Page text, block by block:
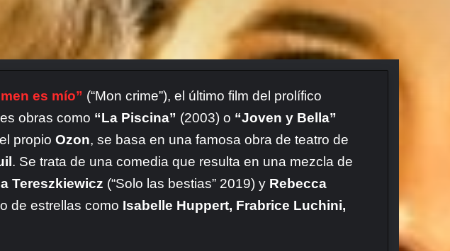
es mío” (“Mon crime”), el último film del prolífico
obras como “La Piscina” (2003) o “Joven y Bella”
propio Ozon, se basa en una famosa obra de teatro de
. Se trata de una comedia que resulta en una mezcla de
Tereszkiewicz (“Solo las bestias” 2019) y Rebecca
de estrellas como Isabelle Huppert, Frabrice Luchini,